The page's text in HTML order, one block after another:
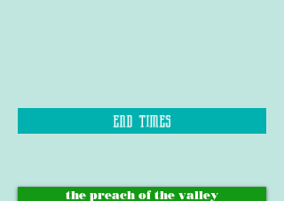
end times
the preach of the valley